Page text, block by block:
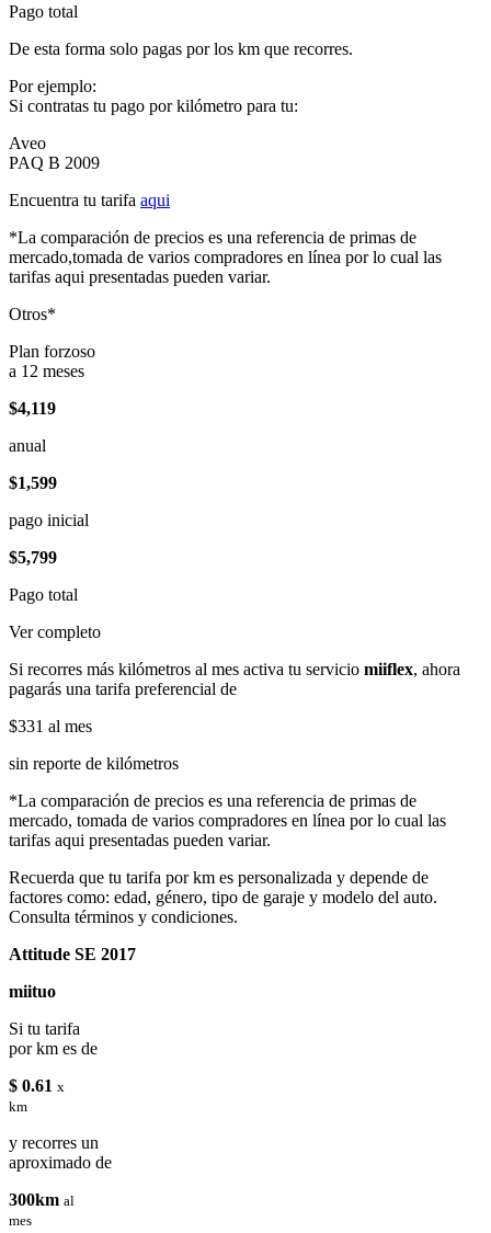
Pago total
De esta forma solo pagas por los km que recorres.
Por ejemplo:
Si contratas tu pago por kilómetro para tu:
Aveo
PAQ B 2009
Encuentra tu tarifa aqui
*La comparación de precios es una referencia de primas de
mercado,tomada de varios compradores en línea por lo cual las
tarifas aqui presentadas pueden variar.
Otros*
Plan forzoso
a 12 meses
$4,119
anual
$1,599
pago inicial
$5,799
Pago total
Ver completo
Si recorres más kilómetros al mes activa tu servicio miiflex, ahora
pagarás una tarifa preferencial de
$331 al mes
sin reporte de kilómetros
*La comparación de precios es una referencia de primas de
mercado, tomada de varios compradores en línea por lo cual las
tarifas aqui presentadas pueden variar.
Recuerda que tu tarifa por km es personalizada y depende de
factores como: edad, género, tipo de garaje y modelo del auto.
Consulta términos y condiciones.
Attitude SE 2017
miituo
Si tu tarifa
por km es de
$ 0.61 x
km
y recorres un
aproximado de
300km al
mes